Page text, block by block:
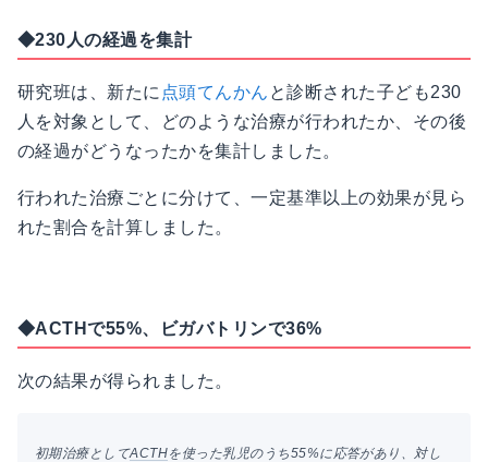
◆230人の経過を集計
研究班は、新たに 点頭てんかん と診断された子ども230
人を対象として、どのような治療が行われたか、その後
の経過がどうなったかを集計しました。
行われた治療ごとに分けて、一定基準以上の効果が見ら
れた割合を計算しました。
◆ACTHで55%、ビガバトリンで36%
次の結果が得られました。
初期治療としてACTHを使った乳児のうち55%に応答があり、対し